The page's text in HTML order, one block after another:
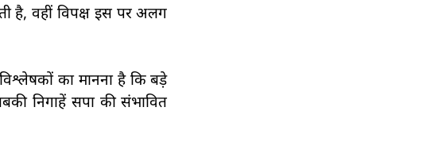
है, वहीं विपक्ष इस पर अलग
का मानना है कि बड़े
निगाहें सपा की संभावित